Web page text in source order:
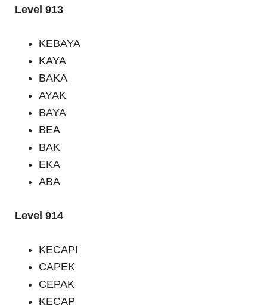
Level 913
KEBAYA
KAYA
BAKA
AYAK
BAYA
BEA
BAK
EKA
ABA
Level 914
KECAPI
CAPEK
CEPAK
KECAP